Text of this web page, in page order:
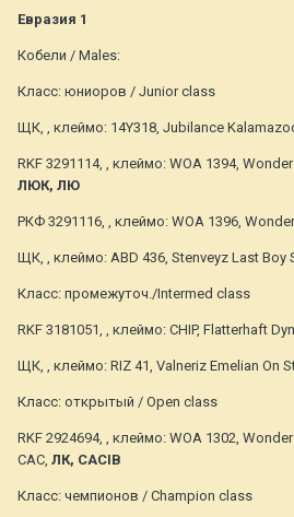
Евразия 1
Кобели / Males:
Класс: юниоров / Junior class
ЩК, , клеймо: 14Y318, Jubilance
RKF 3291114, , клеймо: WOA 1394,
ЛЮК, ЛЮ
РКФ 3291116, , клеймо: WOA 1396,
ЩК, , клеймо: ABD 436, Stenveyz Last Boy
Класс: промежуточ./Intermed class
RKF 3181051, , клеймо: CHIP, Flatterhaft
ЩК, , клеймо: RIZ 41, Valneriz Emelian On
Класс: открытый / Open class
RKF 2924694, , клеймо: WOA 1302,
CAC, ЛК, CACIB
Класс: чемпионов / Champion class